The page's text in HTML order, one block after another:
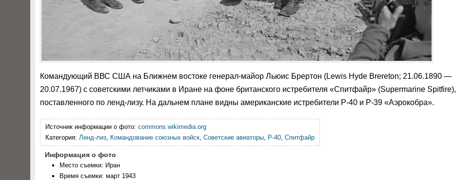
Командующий ВВС США на Ближнем востоке генерал-майор Льюис Брертон (Lewis Hyde Brereton; 21.06.1890 —
20.07.1967) с советскими летчиками в Иране на фоне британского истребителя «Спитфайр» (Supermarine Spitfire),
поставленного по ленд-лизу. На дальнем плане видны американские истребители P-40 и P-39 «Аэрокобра».
Источник информации о фото: commons.wikimedia.org
Категория: Ленд-лиз, Командование союзных войск, Советские авиаторы, P-40, Спитфайр
Информация о фото
Место съемки: Иран
Время съемки: март 1943